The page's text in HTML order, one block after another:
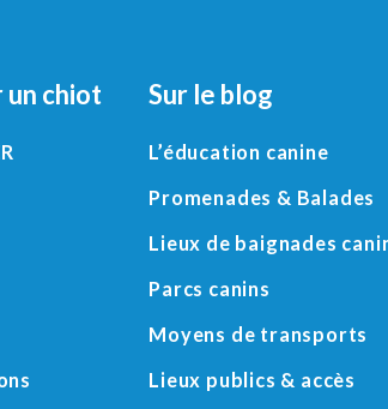
chiot Sur le blog
L’éducation canine
Promenades & Balades
Lieux de baignades
Parcs canins
Moyens de transports
Lieux publics & accès